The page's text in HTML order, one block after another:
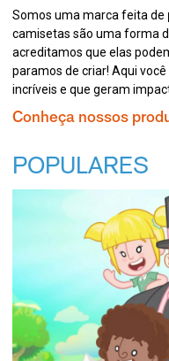
Somos uma marca feita de
camisetas são uma forma
acreditamos que elas
paramos de criar! Aqui
incríveis e que geram
Conheça nossos
POPULARES